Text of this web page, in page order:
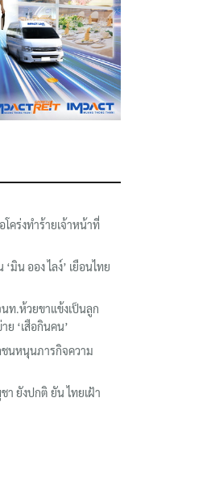
คร่งทำร้ายเจ้าหน้าที่
มิน ออง ไลง์’ เยือนไทย
ท.ห้วยขาแข้งเป็นลูก
ย ‘เสือกินคน’
นหนุนภารกิจความ
ยังปกติ ยัน ไทยเฝ้า